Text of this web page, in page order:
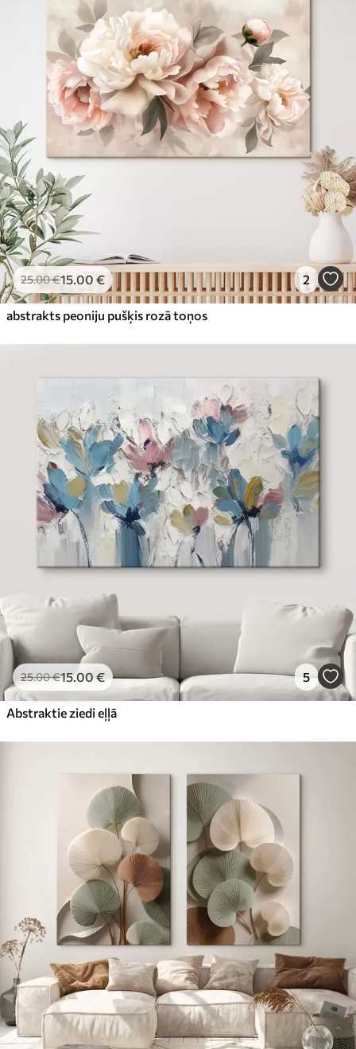
25.00€15 .00 € 2
abstrakts peoniju pušķis rozā toņos
25.00€15.00 € 5
Abstraktie ziedi eļļā